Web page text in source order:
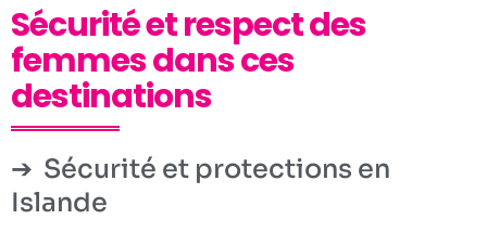
Sécurité et respect des
femmes dans ces
destinations
Sécurité et protections en
Islande